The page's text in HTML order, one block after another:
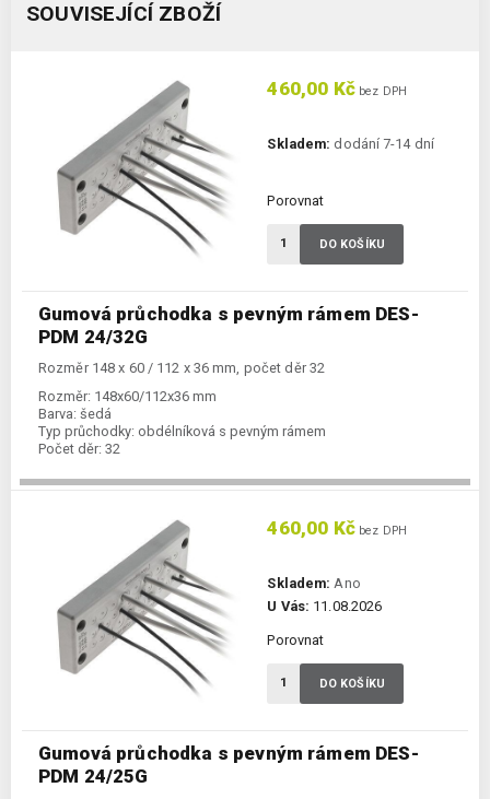
SOUVISEJÍCÍ ZBOŽÍ
Gumová průchodka s pevným rámem DES-
PDM 24/32G
Rozměr 148 x 60 / 112 x 36 mm, počet děr 32
Rozměr: 148x60/112x36 mm
Barva: šedá
Typ průchodky: obdélníková s pevným rámem
Počet děr: 32
460,00 Kč bez DPH
Skladem: dodání 7-14 dní
Porovnat
DO KOŠÍKU
Gumová průchodka s pevným rámem DES-
PDM 24/25G
460,00 Kč bez DPH
Skladem: Ano
U Vás: 11.08.2026
Porovnat
DO KOŠÍKU